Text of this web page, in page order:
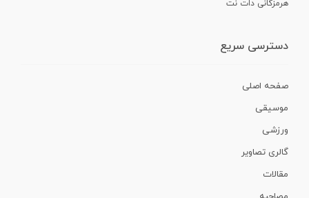
هرمزگانی دات نت
دسترسی سریع
صفحه اصلی
موسیقی
ورزشی
گالری تصاویر
مقالات